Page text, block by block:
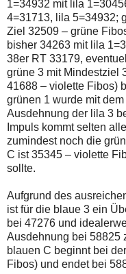
1=34932 mit lila
4=31713, lila 5=34932;
Ziel 32509 – grüne
bisher 34263 mit lila
38er RT 33179,
grüne 3 mit Mindestziel
41688 – violette Fibos)
grünen 1 wurde mit
Ausdehnung der lila 3
Impuls kommt selten
zumindest noch die
C ist 35345 – violette
sollte.
Aufgrund des
ist für die blaue 3 ein
bei 47276 und
Ausdehnung bei 58825
blauen C beginnt bei
Fibos) und endet bei